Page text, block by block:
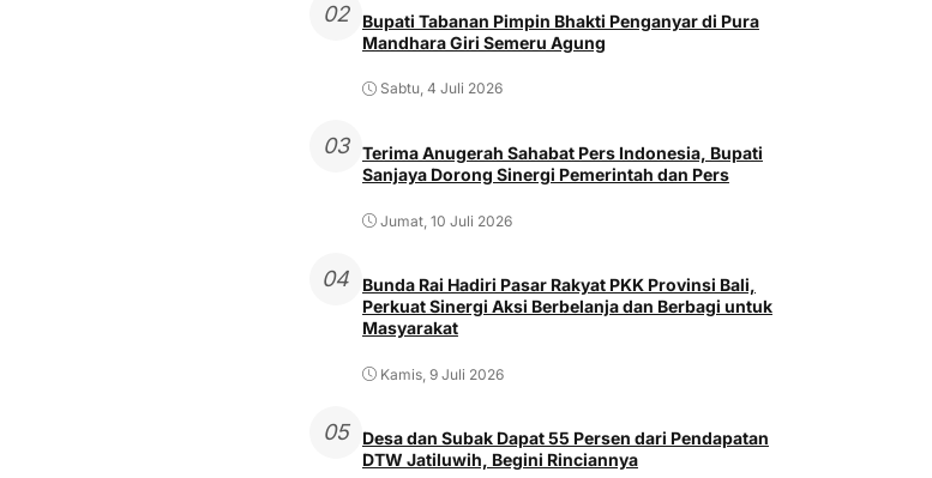
02
Bupati Tabanan Pimpin Bhakti Penganyar di Pura
Mandhara Giri Semeru Agung
Sabtu, 4 Juli 2026
03
Terima Anugerah Sahabat Pers Indonesia, Bupati
Sanjaya Dorong Sinergi Pemerintah dan Pers
Jumat, 10 Juli 2026
04
Bunda Rai Hadiri Pasar Rakyat PKK Provinsi Bali,
Perkuat Sinergi Aksi Berbelanja dan Berbagi untuk
Masyarakat
Kamis, 9 Juli 2026
05
Desa dan Subak Dapat 55 Persen dari Pendapatan
DTW Jatiluwih, Begini Rinciannya